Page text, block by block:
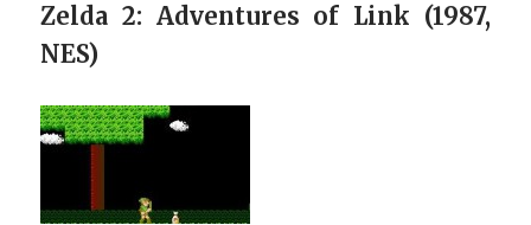
Zelda 2: Adventures of Link (1987,
NES)